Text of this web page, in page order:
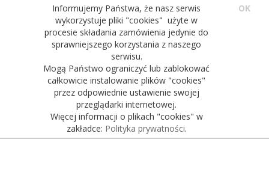
Informujemy Państwa, że nasz serwis
wykorzystuje pliki "cookies" użyte w
procesie składania zamówienia jedynie do
sprawniejszego korzystania z naszego
serwisu.
Mogą Państwo ograniczyć lub zablokować
całkowicie instalowanie plików "cookies"
przez odpowiednie ustawienie swojej
przeglądarki internetowej.
Więcej informacji o plikach "cookies" w
zakładce: Polityka prywatności.
OK